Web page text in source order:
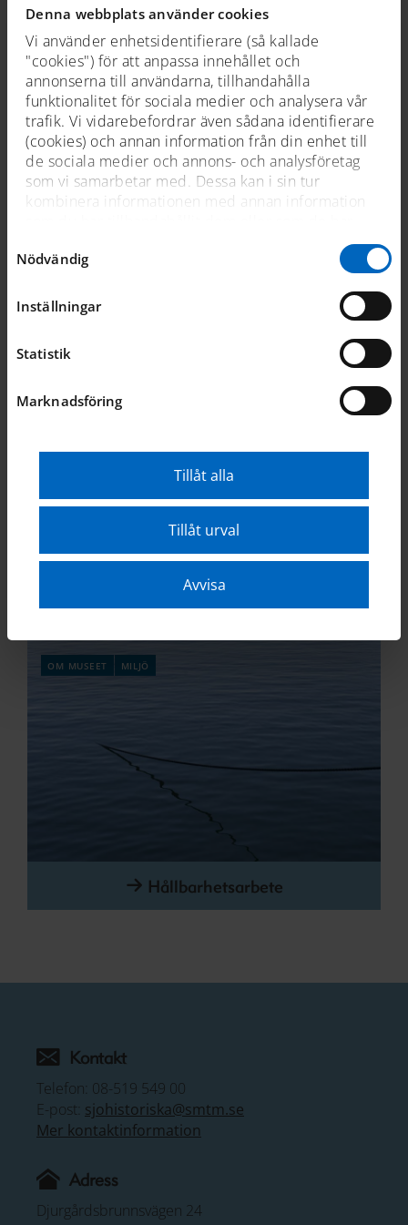
Denna webbplats använder cookies
Vi använder enhetsidentifierare (så kallade
"cookies") för att anpassa innehållet och
annonserna till användarna, tillhandahålla
funktionalitet för sociala medier och analysera vår
trafik. Vi vidarebefordrar även sådana identifierare
(cookies) och annan information från din enhet till
de sociala medier och annons- och analysföretag
som vi samarbetar med. Dessa kan i sin tur
kombinera informationen med annan information
samlat in när du har använt deras tjänster. För mer
information, se
Nödvändig
Inställningar
Statistik
Marknadsföring
Tillåt alla
Tillåt urval
Avvisa
om museet
Lediga jobb
om museet miljö
Hållbarhetsarbete
Kontakt
Telefon: 08-519 549 00
E-post: sjohistoriska@smtm.se
Mer kontaktinformation
Adress
Djurgårdsbrunnsvägen 24